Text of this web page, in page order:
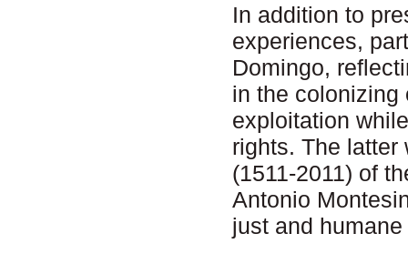
In addition to
experiences,
Domingo,
in the colonizing
exploitation
rights. The latter
(1511-2011) of
Antonio
just and